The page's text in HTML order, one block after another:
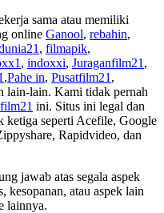
sama atau memiliki
online Ganool, rebahin,
, filmapik,
, indoxxi, Juraganfilm21 ,
,Pahe in, Pusatfilm21 ,
lain-lain. Kami tidak pernah
ini. Situs ini legal dan
ketiga seperti Acefile, Google
Rapidvideo, dan
jawab atas segala aspek
kesopanan, atau aspek lain
lainnya.